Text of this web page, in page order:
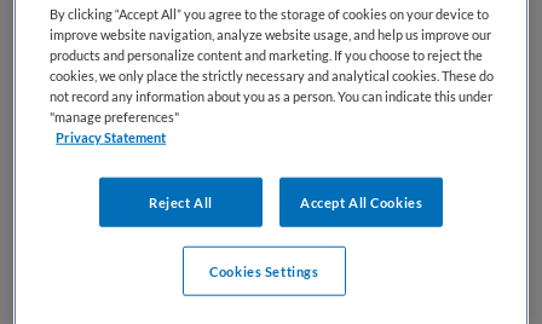
Deze vacature Klinisch Psycholoog
Persoonlijkheidstoornissen Pitstop bij Altrecht is niet meer
actueel. Hieronder staan enkele vergelijkbare vacatures die
voor u wellicht interessant zijn.
By clicking “Accept All” you agree to the storage of cookies on your device to
improve website navigation, analyze website usage, and help us improve our
products and personalize content and marketing. If you choose to reject the
cookies, we only place the strictly necessary and analytical cookies. These do
not record any information about you as a person. You can indicate this under
"manage preferences"
Privacy Statement
Reject All Accept All Cookies
Cookies Settings